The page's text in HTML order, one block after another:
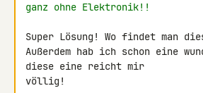
ganz ohne Elektronik!!
Super Lösung! Wo findet man
Außerdem hab ich schon eine
diese eine reicht mir
völlig!